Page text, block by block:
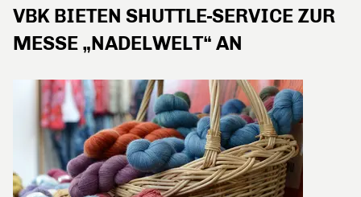
VBK BIETEN SHUTTLE-SERVICE ZUR
MESSE „NADELWELT“ AN